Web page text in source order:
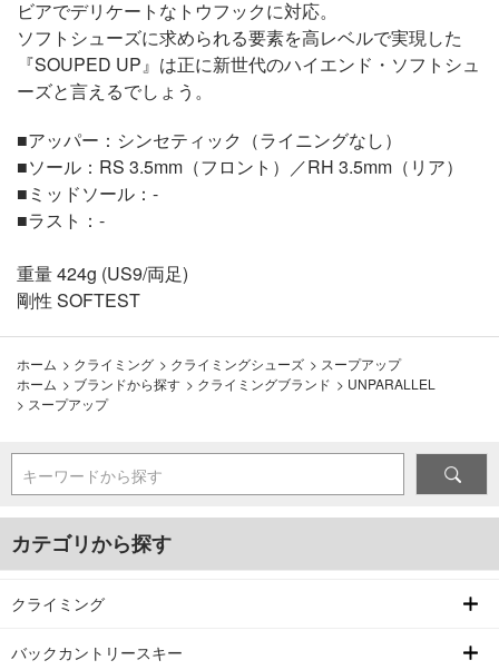
ビアでデリケートなトウフックに対応。
ソフトシューズに求められる要素を高レベルで実現した
『SOUPED UP』は正に新世代のハイエンド・ソフトシュ
ーズと言えるでしょう。
■アッパー：シンセティック（ライニングなし）
■ソール：RS 3.5mm（フロント）／RH 3.5mm（リア）
■ミッドソール：-
■ラスト：-
重量 424g (US9/両足)
剛性 SOFTEST
ホーム > クライミング > クライミングシューズ > スープアップ
ホーム > ブランドから探す > クライミングブランド > UNPARALLEL
> スープアップ
キーワードから探す
カテゴリから探す
クライミング
バックカントリースキー